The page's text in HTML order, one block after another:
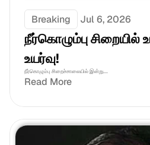
Breaking Jul 6, 2026
நீர்கொழும்பு சிறையில்
உயர்வு!
நீர்கொழும்பு சிறைச்சாலையில் இன்று....
Read More